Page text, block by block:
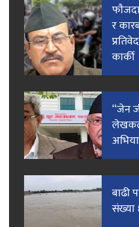
र
कार्की
“जेन
बाढी
संख्या